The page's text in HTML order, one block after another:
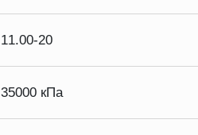
11.00-20
35000 кПа